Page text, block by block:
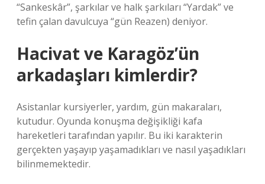
“Sankeskâr”, şarkılar ve halk şarkıları “Yardak” ve
tefin çalan davulcuya “gün Reazen) deniyor.
Hacivat ve Karagöz’ün
arkadaşları kimlerdir?
Asistanlar kursiyerler, yardım, gün makaraları,
kutudur. Oyunda konuşma değişikliği kafa
hareketleri tarafından yapılır. Bu iki karakterin
gerçekten yaşayıp yaşamadıkları ve nasıl yaşadıkları
bilinmemektedir.